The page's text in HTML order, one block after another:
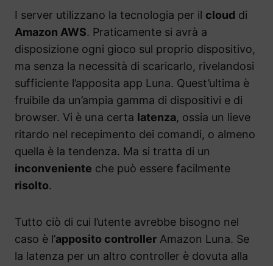
I server utilizzano la tecnologia per il cloud di
Amazon AWS. Praticamente si avrà a
disposizione ogni gioco sul proprio dispositivo,
ma senza la necessità di scaricarlo, rivelandosi
sufficiente l’apposita app Luna. Quest’ultima è
fruibile da un’ampia gamma di dispositivi e di
browser. Vi è una certa latenza, ossia un lieve
ritardo nel recepimento dei comandi, o almeno
quella è la tendenza. Ma si tratta di un
inconveniente che può essere facilmente
risolto.
Tutto ciò di cui l’utente avrebbe bisogno nel
caso è l’apposito controller Amazon Luna. Se
la latenza per un altro controller è dovuta alla